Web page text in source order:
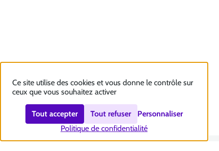
Ce site utilise des cookies et vous donne le contrôle sur
ceux que vous souhaitez activer
Tout accepter Tout refuser
Personnaliser
Politique de confidentialité